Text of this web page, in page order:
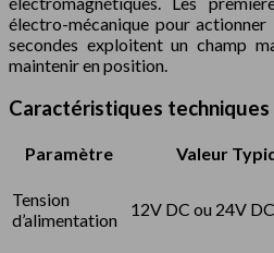
électro-mécanique pour
secondes exploitent un champ
maintenir en position.
Caractéristiques
Paramètre Valeur
Tension
d’alimentation
12V DC ou 24V DC